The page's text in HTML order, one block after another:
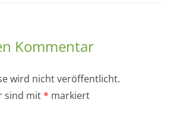
Kommentar
wird nicht veröffentlicht.
sind mit* markiert